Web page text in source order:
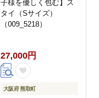
子様を優しく包む】ス
タイ（Sサイズ）
（009_5218）
27,000円
大阪府 熊取町